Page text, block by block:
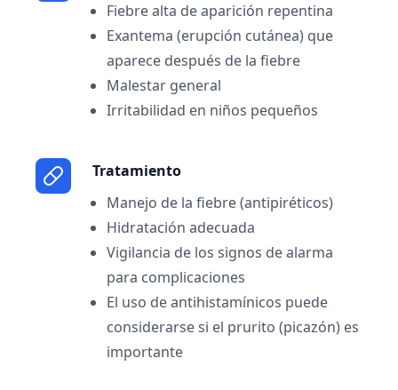
Fiebre alta de aparición repentina
Exantema (erupción cutánea) que
aparece después de la fiebre
Malestar general
Irritabilidad en niños pequeños
Tratamiento
Manejo de la fiebre (antipiréticos)
Hidratación adecuada
Vigilancia de los signos de alarma
para complicaciones
El uso de antihistamínicos puede
considerarse si el prurito (picazón) es
importante